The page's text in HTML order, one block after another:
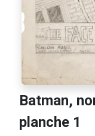
Batman,
planche 1